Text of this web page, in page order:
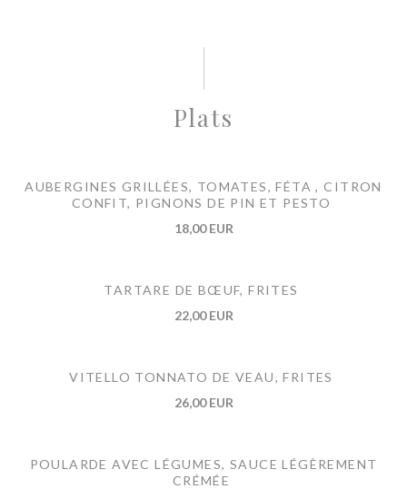
Plats
AUBERGINES GRILLÉES, TOMATES, FÉTA , CITRON
CONFIT, PIGNONS DE PIN ET PESTO
18,00 EUR
TARTARE DE BŒUF, FRITES
22,00 EUR
VITELLO TONNATO DE VEAU, FRITES
26,00 EUR
POULARDE AVEC LÉGUMES, SAUCE LÉGÈREMENT
CRÉMÉE